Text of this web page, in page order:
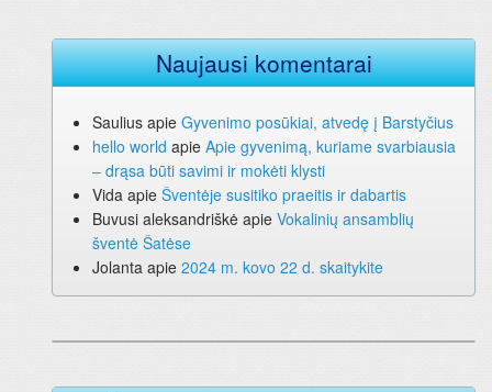
Naujausi komentarai
Saulius apie Gyvenimo posūkiai, atvedę į Barstyčius
hello world apie Apie gyvenimą, kuriame svarbiausia
– drąsa būti savimi ir mokėti klysti
Vida apie Šventėje susitiko praeitis ir dabartis
Buvusi aleksandriškė apie Vokalinių ansamblių
šventė Šatėse
Jolanta apie 2024 m. kovo 22 d. skaitykite